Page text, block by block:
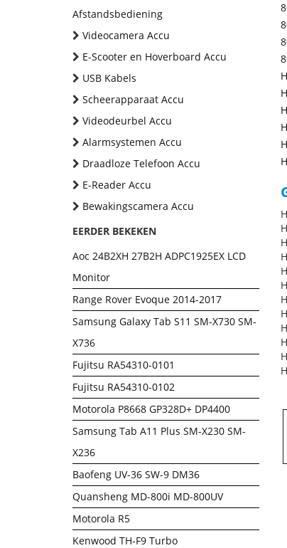
Afstandsbediening
Videocamera Accu
E-Scooter en Hoverboard Accu
USB Kabels
Scheerapparaat Accu
Videodeurbel Accu
Alarmsystemen Accu
Draadloze Telefoon Accu
E-Reader Accu
Bewakingscamera Accu
EERDER BEKEKEN
Aoc 24B2XH 27B2H ADPC1925EX LCD
Monitor
Range Rover Evoque 2014-2017
Samsung Galaxy Tab S11 SM-X730 SM-
X736
Fujitsu RA54310-0101
Fujitsu RA54310-0102
Motorola P8668 GP328D+ DP4400
Samsung Tab A11 Plus SM-X230 SM-
X236
Baofeng UV-36 SW-9 DM36
Quansheng MD-800i MD-800UV
Motorola R5
Kenwood TH-F9 Turbo